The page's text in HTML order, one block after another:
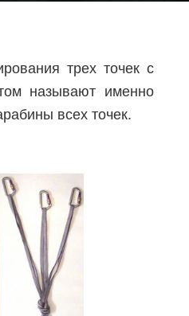
трех точек с
называют именно
всех точек.